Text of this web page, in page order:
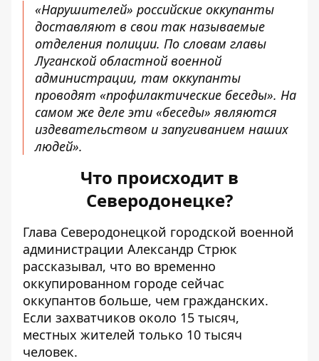
«Нарушителей» российские оккупанты
доставляют в свои так называемые
отделения полиции. По словам главы
Луганской областной военной
администрации, там оккупанты
проводят «профилактические беседы». На
самом же деле эти «беседы» являются
издевательством и запугиванием наших
людей».
Что происходит в
Северодонецке?
Глава Северодонецкой городской военной
администрации Александр Стрюк
рассказывал, что во временно
оккупированном городе сейчас
оккупантов больше, чем гражданских.
Если захватчиков около 15 тысяч,
местных жителей только 10 тысяч
человек.